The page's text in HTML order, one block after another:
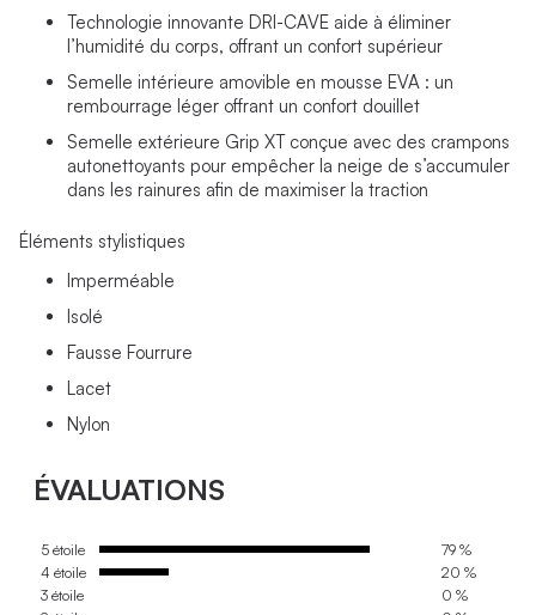
Technologie innovante DRI-CAVE aide à éliminer
l’humidité du corps, offrant un confort supérieur
Semelle intérieure amovible en mousse EVA : un
rembourrage léger offrant un confort douillet
Semelle extérieure Grip XT conçue avec des crampons
autonettoyants pour empêcher la neige de s’accumuler
dans les rainures afin de maximiser la traction
Éléments stylistiques
Imperméable
Isolé
Fausse Fourrure
Lacet
Nylon
ÉVALUATIONS
5 étoile
79 %
4 étoile
20 %
3 étoile
0 %